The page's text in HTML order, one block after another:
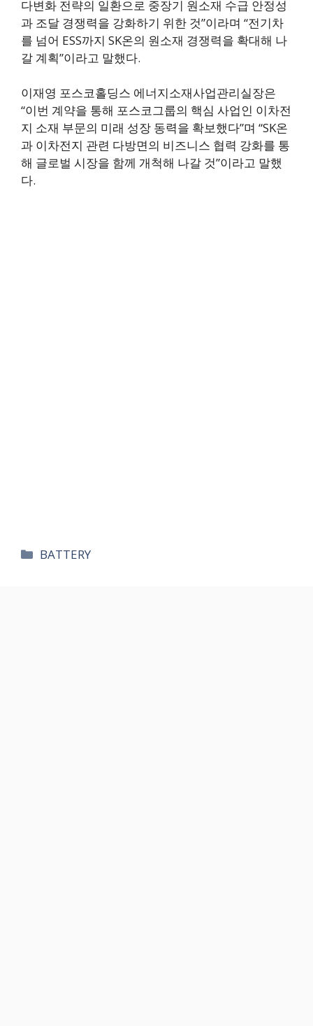
다변화 전략의 일환으로 중장기 원소재 수급 안정성
과 조달 경쟁력을 강화하기 위한 것”이라며 “전기차
를 넘어 ESS까지 SK온의 원소재 경쟁력을 확대해 나
갈 계획”이라고 말했다.
이재영 포스코홀딩스 에너지소재사업관리실장은
“이번 계약을 통해 포스코그룹의 핵심 사업인 이차전
지 소재 부문의 미래 성장 동력을 확보했다”며 “SK온
과 이차전지 관련 다방면의 비즈니스 협력 강화를 통
해 글로벌 시장을 함께 개척해 나갈 것”이라고 말했
다.
카
BATTERY